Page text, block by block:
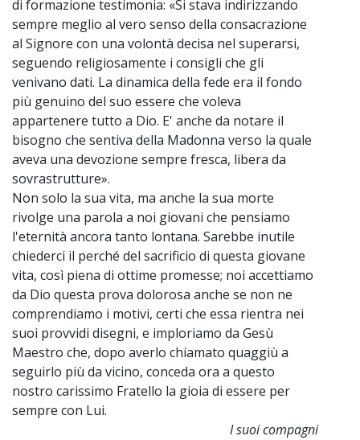
di formazione testimonia: «Si stava indirizzando
sempre meglio al vero senso della consacrazione
al Signore con una volontà decisa nel superarsi,
seguendo religiosamente i consigli che gli
venivano dati. La dinamica della fede era il fondo
più genuino del suo essere che voleva
appartenere tutto a Dio. E' anche da notare il
bisogno che sentiva della Madonna verso la quale
aveva una devozione sempre fresca, libera da
sovrastrutture».
Non solo la sua vita, ma anche la sua morte
rivolge una parola a noi giovani che pensiamo
l'eternità ancora tanto lontana. Sarebbe inutile
chiederci il perché del sacrificio di questa giovane
vita, così piena di ottime promesse; noi accettiamo
da Dio questa prova dolorosa anche se non ne
comprendiamo i motivi, certi che essa rientra nei
suoi provvidi disegni, e imploriamo da Gesù
Maestro che, dopo averlo chiamato quaggiù a
seguirlo più da vicino, conceda ora a questo
nostro carissimo Fratello la gioia di essere per
sempre con Lui.
I suoi compagni